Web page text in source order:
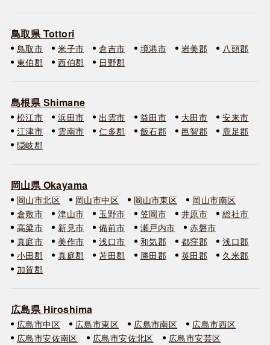
鳥取県 Tottori
鳥取市 米子市 倉吉市 境港市 岩美郡
八頭郡
東伯郡
西伯郡 日野郡
島根県 Shimane
松江市 浜田市 出雲市 益田市 大田市
安来市
江津市
雲南市 仁多郡 飯石郡 邑智郡
鹿足郡
隠岐郡
岡山県 Okayama
岡山市北区 岡山市中区 岡山市東区
岡山市南区
倉敷市
津山市 玉野市 笠岡市 井原市
総社市
高梁市
新見市 備前市 瀬戸内市
赤磐市
真庭市
美作市 浅口市 和気郡 都窪郡
浅口郡
小田郡
真庭郡 苫田郡 勝田郡 英田郡
久米郡
加賀郡
広島県 Hiroshima
広島市中区 広島市東区 広島市南区
広島市西区
広島市安佐南区
広島市安佐北区 広島市安芸区